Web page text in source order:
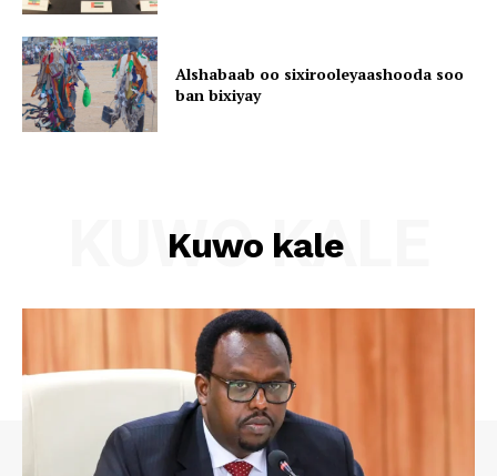
Alshabaab oo sixirooleyaashooda soo
ban bixiyay
Kuwo kale
KUWO KALE